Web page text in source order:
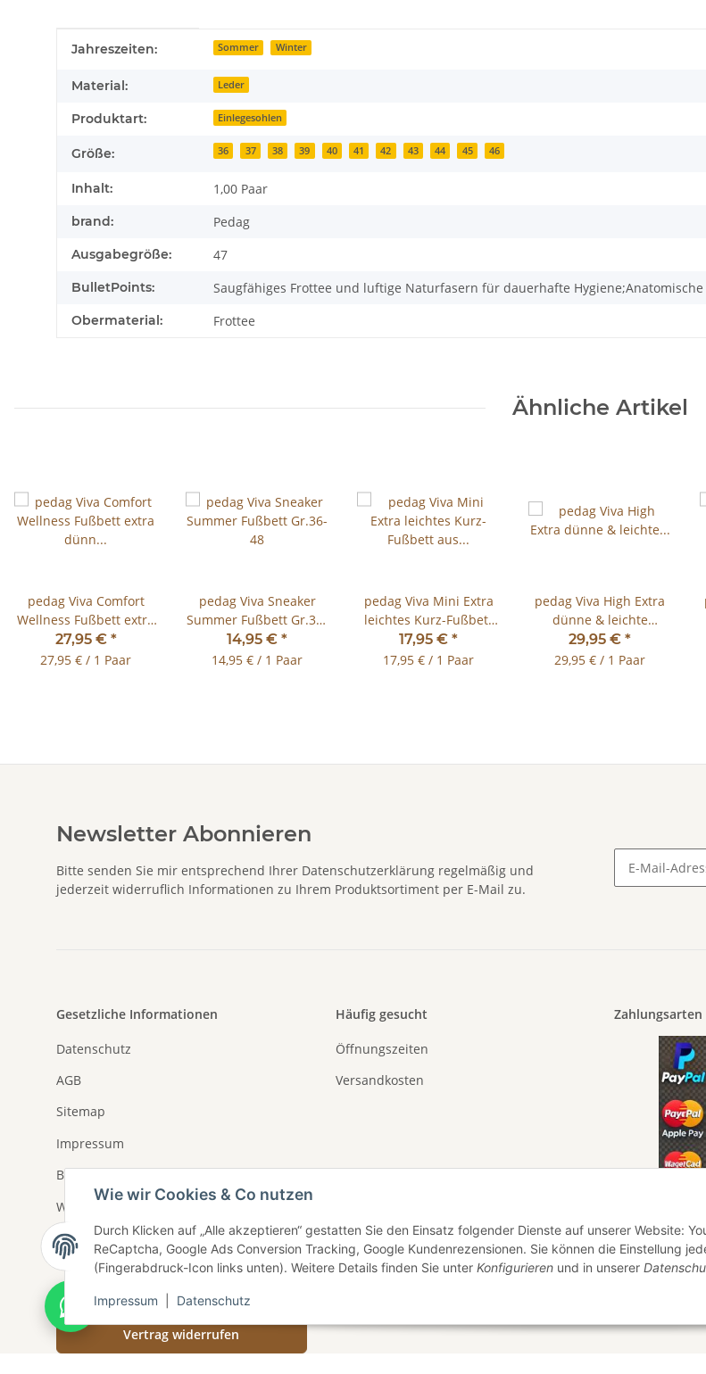
Wie wir Cookies & Co nutzen
Durch Klicken auf „Alle akzeptieren“ gestatten Sie den Einsatz folgender Dienste auf unserer Website:
ReCaptcha, Google Ads Conversion Tracking, Google Kundenrezensionen. Sie können die Einstellung
(Fingerabdruck-Icon links unten). Weitere Details finden Sie unter Konfigurieren und in unserer
Impressum Datenschutz
Produkteigenschaft
Wert
Jahreszeiten: Sommer Winter
Material: Leder
Produktart: Einlegesohlen
Größe: 36 37 38 39 40 41 42 43 44 45 46
Inhalt: 1,00 Paar
brand: Pedag
Ausgabegröße: 47
BulletPoints: Saugfähiges Frottee und luftige Naturfasern für dauerhafte
Obermaterial: Frottee
Ähnliche Artikel
pedag Viva Comfort
Wellness Fußbett extra
dünn und leicht Gr.35-
46
27,95 € *
27,95 € / 1 Paar
pedag Viva Sneaker
Summer Fußbett Gr.36-
48
14,95 € *
14,95 € / 1 Paar
pedag Viva Mini Extra
leichtes Kurz-Fußbett
aus Leder Gr.35-47
17,95 € *
17,95 € / 1 Paar
pedag Viva High Extra
dünne & leichte
Hohlfuß Schuheinlage
Gr.35-46
29,95 € *
29,95 € / 1 Paar
Newsletter Abonnieren
Bitte senden Sie mir entsprechend Ihrer Datenschutzerklärung regelmäßig und
jederzeit widerruflich Informationen zu Ihrem Produktsortiment per E-Mail zu.
Gesetzliche Informationen
Datenschutz
AGB
Sitemap
Impressum
Batterieentsorgung
Widerrufsrecht
Widerrufsformular
Häufig gesucht
Öffnungszeiten
Versandkosten
Zahlungsarten
Vertrag widerrufen